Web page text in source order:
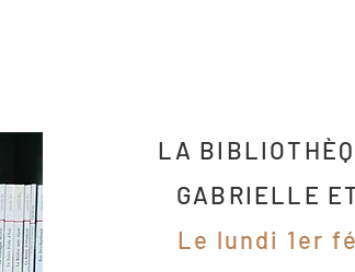
LA
GABRIELLE
Le lundi 1er